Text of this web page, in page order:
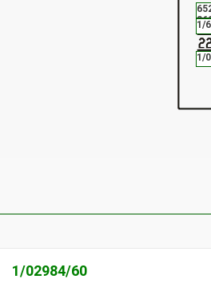
1/
1/
1/02984/60